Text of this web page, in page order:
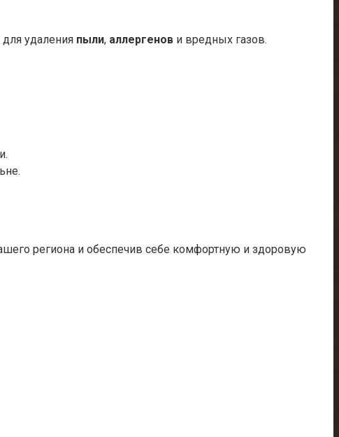
удаления пыли, аллергенов и вредных газов.
региона и обеспечив себе комфортную и здоровую